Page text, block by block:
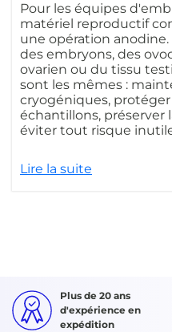
Pour les équipes
matériel reproductif
une opération
des embryons, des
ovarien ou du tissu
sont les mêmes :
cryogéniques,
échantillons, préserver
éviter tout risque
Lire la suite
Plus de 20 ans
d'expérience en
expédition